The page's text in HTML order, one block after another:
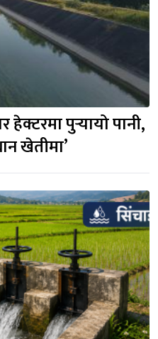
पुर्‍यायो पानी,
खेतीमा’